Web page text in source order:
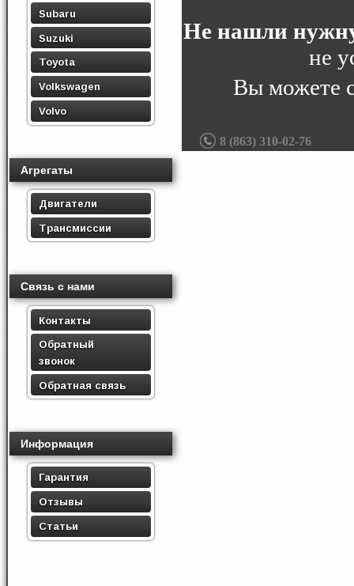
Subaru
Suzuki
Toyota
Volkswagen
Volvo
Агрегаты
Двигатели
Трансмиссии
Связь с нами
Контакты
Обратный
звонок
Обратная связь
Информация
Гарантия
Отзывы
Статьи
Не нашли
не
Вы можете
8 (863) 310-02-76